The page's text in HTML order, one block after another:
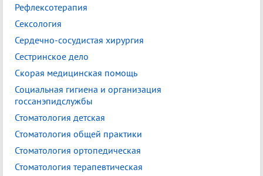
Рефлексотерапия
Сексология
Сердечно-сосудистая хирургия
Сестринское дело
Скорая медицинская помощь
Социальная гигиена и организация
госсанэпидслужбы
Стоматология детская
Стоматология общей практики
Стоматология ортопедическая
Стоматология терапевтическая